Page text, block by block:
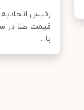
رئیس اتحادیه
قیمت طلا در
با...